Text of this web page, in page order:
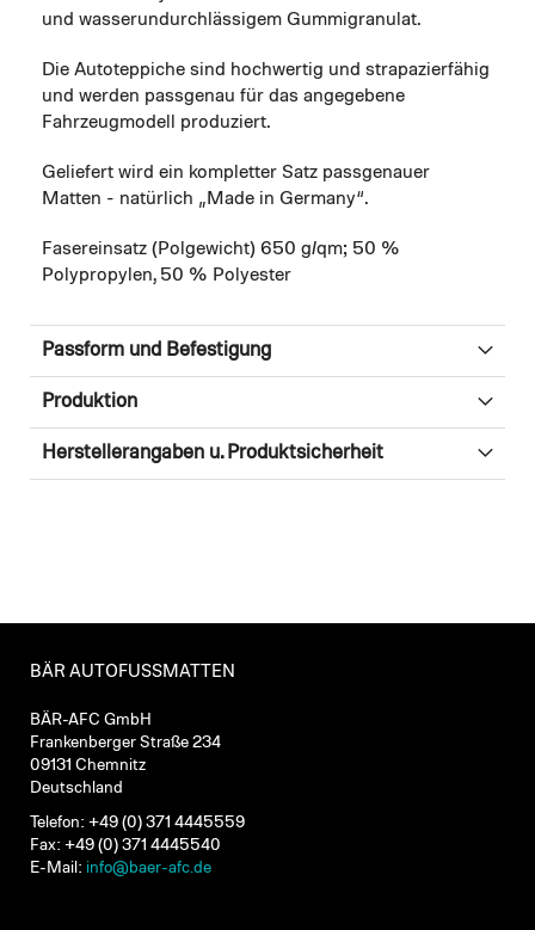
und wasserundurchlässigem Gummigranulat.
Die Autoteppiche sind hochwertig und strapazierfähig
und werden passgenau für das angegebene
Fahrzeugmodell produziert.
Geliefert wird ein kompletter Satz passgenauer
Matten - natürlich „Made in Germany“.
Fasereinsatz (Polgewicht) 650 g/qm; 50 %
Polypropylen, 50 % Polyester
Passform und Befestigung
Produktion
Herstellerangaben u. Produktsicherheit
BÄR AUTOFUSSMATTEN
BÄR-AFC GmbH
Frankenberger Straße 234
09131 Chemnitz
Deutschland
Telefon: +49 (0) 371 4445559
Fax: +49 (0) 371 4445540
E-Mail: info@baer-afc.de